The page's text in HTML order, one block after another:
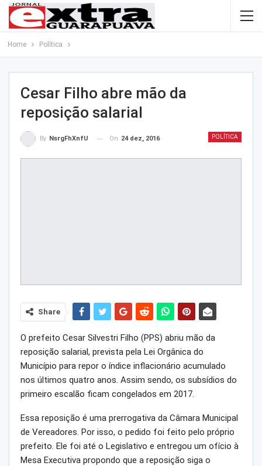
Home Política
Cesar Filho abre mão da
reposição salarial
POLÍTICA
By NsrgFhXnfU On 24 dez, 2016
Share
O prefeito Cesar Silvestri Filho (PPS) abriu mão da
reposição salarial, prevista pela Lei Orgânica do
Município para repor o índice inflacionário acumulado
nos últimos quatro anos. Assim sendo, os subsídios do
primeiro escalão ficam congelados em 2017.
Essa reposição é uma prerrogativa da Câmara Municipal
de Vereadores. Por isso, o pedido foi feito pelo próprio
prefeito. Ele foi até o Legislativo e entregou um ofício à
Mesa Executiva propondo que a reposição siga o